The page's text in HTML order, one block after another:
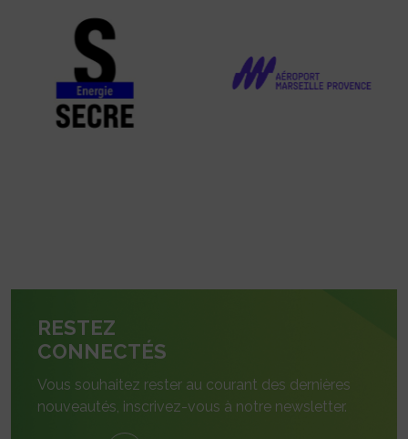
RESTEZ
CONNECTÉS
Vous souhaitez rester au courant des dernières
nouveautés, inscrivez-vous à notre newsletter.